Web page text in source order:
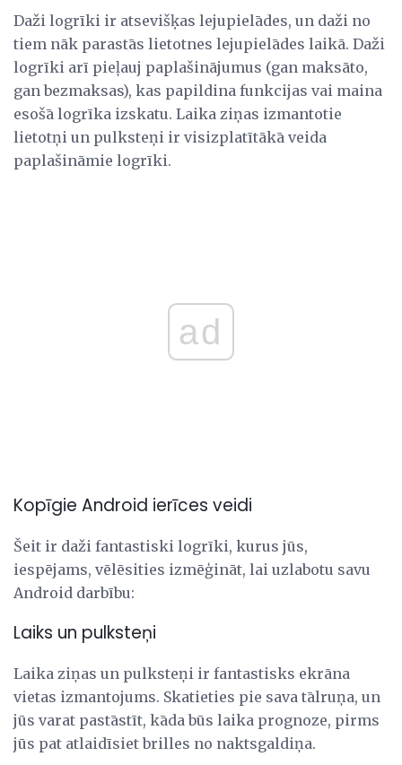
Daži logrīki ir atsevišķas lejupielādes, un daži no
tiem nāk parastās lietotnes lejupielādes laikā. Daži
logrīki arī pieļauj paplašinājumus (gan maksāto,
gan bezmaksas), kas papildina funkcijas vai maina
esošā logrīka izskatu. Laika ziņas izmantotie
lietotņi un pulksteņi ir visizplatītākā veida
paplašināmie logrīki.
ad
Kopīgie Android ierīces veidi
Šeit ir daži fantastiski logrīki, kurus jūs,
iespējams, vēlēsities izmēģināt, lai uzlabotu savu
Android darbību:
Laiks un pulksteņi
Laika ziņas un pulksteņi ir fantastisks ekrāna
vietas izmantojums. Skatieties pie sava tālruņa, un
jūs varat pastāstīt, kāda būs laika prognoze, pirms
jūs pat atlaidīsiet brilles no naktsgaldiņa.